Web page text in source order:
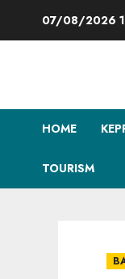
07/08/2026
HOME
TOURISM